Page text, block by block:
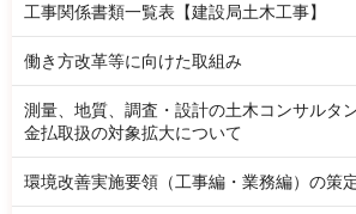
工事関係書類一覧表【建設局土木工事】
働き方改革等に向けた取組み
測量、地質、調査・設計の土木コンサルタ
金払取扱の対象拡大について
環境改善実施要領（工事編・業務編）の策